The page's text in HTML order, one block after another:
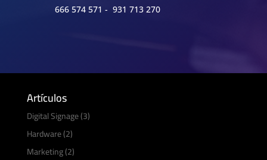
666 574 571 - 931 713 270
Artículos
Digital Signage(3)
Hardware(2)
Marketing(2)